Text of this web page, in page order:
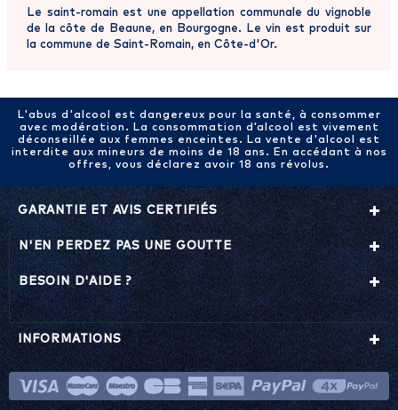
Le saint-romain est une appellation communale du vignoble
de la côte de Beaune, en Bourgogne. Le vin est produit sur
la commune de Saint-Romain, en Côte-d'Or.
L'abus d'alcool est dangereux pour la santé, à consommer
avec modération. La consommation d’alcool est vivement
déconseillée aux femmes enceintes. La vente d'alcool est
interdite aux mineurs de moins de 18 ans. En accédant à nos
offres, vous déclarez avoir 18 ans révolus.
GARANTIE ET AVIS CERTIFIÉS
N'EN PERDEZ PAS UNE GOUTTE
BESOIN D'AIDE ?
INFORMATIONS